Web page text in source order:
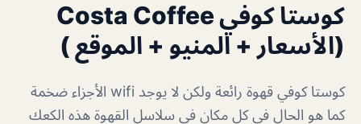
كوستا كوفي Costa Coffee
(الأسعار + المنيو + الموقع )
كوستا كوفي قهوة رائعة ولكن لا يوجد wifi الأجزاء ضخمة
كما هو الحال في كل مكان في سلاسل القهوة هذه الكعك